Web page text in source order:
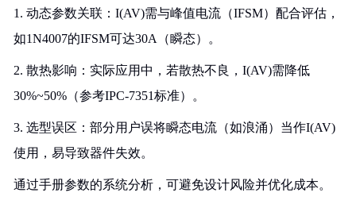
1. 动态参数关联：I(AV)需与峰值电流（IFSM）配合评估，
如1N4007的IFSM可达30A（瞬态）。
2. 散热影响：实际应用中，若散热不良，I(AV)需降低
30%~50%（参考IPC-7351标准）。
3. 选型误区：部分用户误将瞬态电流（如浪涌）当作I(AV)
使用，易导致器件失效。
通过手册参数的系统分析，可避免设计风险并优化成本。